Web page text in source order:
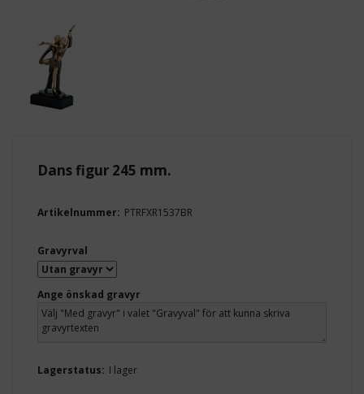
Dans figur 245 mm.
Artikelnummer: PTRFXR1537BR
Gravyrval
Ange önskad gravyr
Lagerstatus: I lager